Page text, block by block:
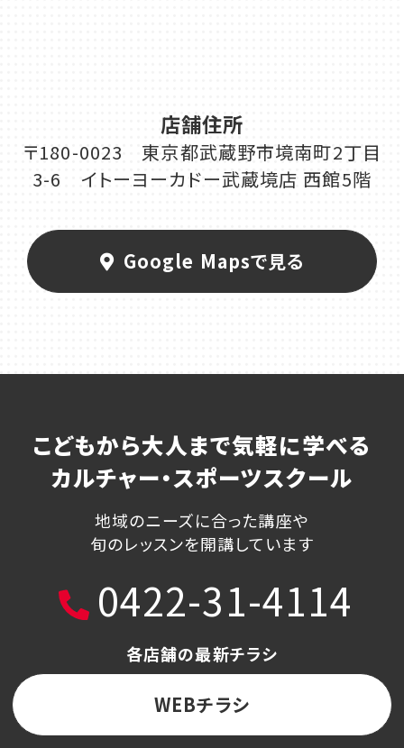
店舗住所
〒180-0023 東京都武蔵野市境南町2丁目
3-6 イトーヨーカドー武蔵境店 西館5階
Google Mapsで見る
こどもから大人まで気軽に学べる
カルチャー・スポーツスクール
地域のニーズに合った講座や
旬のレッスンを開講しています
0422-31-4114
各店舗の最新チラシ
WEBチラシ